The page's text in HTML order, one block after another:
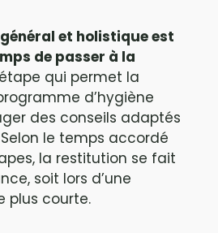
et holistique est
de passer à la
qui permet la
d’hygiène
des conseils adaptés
le temps accordé
la restitution se fait
soit lors d’une
plus courte.